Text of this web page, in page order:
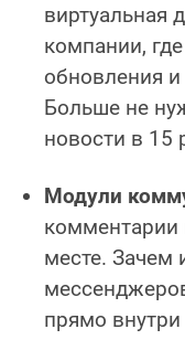
виртуальная
компании,
обновления
Больше не
новости в 15
Модули
комментарии
месте. Зачем
прямо